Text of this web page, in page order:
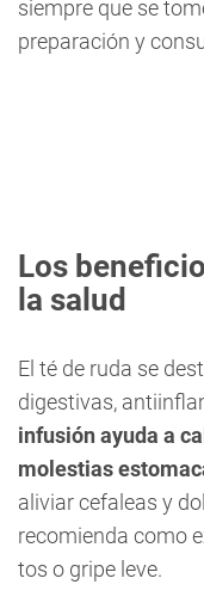
siempre que se
preparación y
Los
la salud
El té de ruda se
digestivas,
infusión ayuda a
molestias
aliviar cefaleas y
recomienda como
tos o gripe leve.